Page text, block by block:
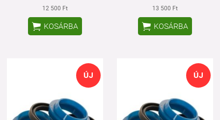
12 500 Ft
 KOSÁRBA
13 500 Ft
 KOSÁRBA
ÚJ ÚJ